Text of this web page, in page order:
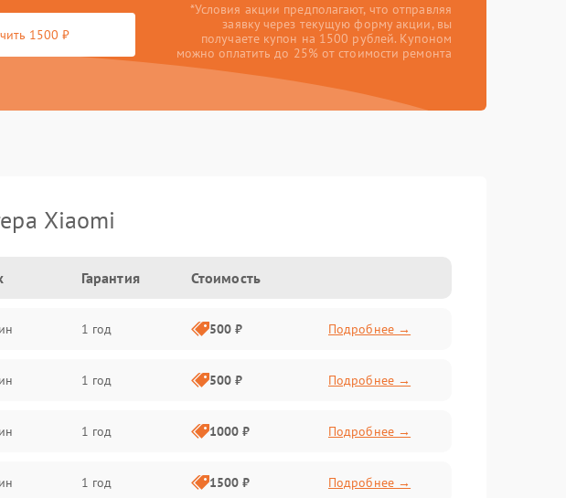
1500 ₽
*Условия акции предполагают, что отправляя
заявку через текущую форму акции, вы
получаете купон на 1500 рублей. Купоном
можно оплатить до 25% от стоимости ремонта
Xiaomi
Гарантия Стоимость
1 год 500 ₽ Подробнее →
1 год 500 ₽ Подробнее →
1 год 1000 ₽ Подробнее →
1 год 1500 ₽ Подробнее →